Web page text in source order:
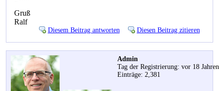
Gruß
Ralf
Diesem Beitrag antworten Diesen Beitrag zitieren
Admin
Tag der Registrierung: vor 18 Jahren
Einträge: 2,381